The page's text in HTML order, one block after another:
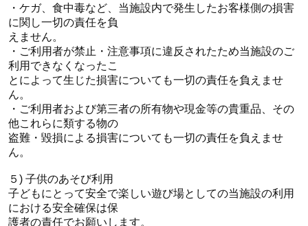
・ケガ、食中毒など、当施設内で発生したお客様側の損害
に関し一切の責任を負
えません。
・ご利用者が禁止・注意事項に違反されたため当施設のご
利用できなくなったこ
とによって生じた損害についても一切の責任を負えませ
ん。
・ご利用者および第三者の所有物や現金等の貴重品、その
他これらに類する物の
盗難・毀損による損害についても一切の責任を負えませ
ん。
５) 子供のあそび利用
子どもにとって安全で楽しい遊び場としての当施設の利用
における安全確保は保
護者の責任でお願いします。